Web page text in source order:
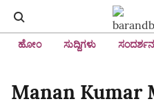
ಹೋಂ ಸುದ್ದಿಗಳು
Manan Kumar